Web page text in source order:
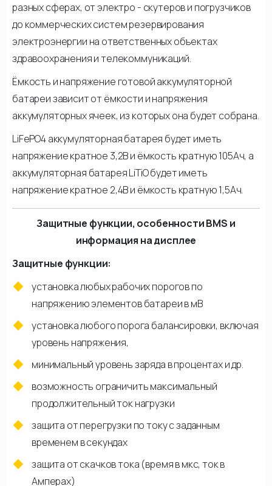
разных сферах, от электро - скутеров и погрузчиков
до коммерческих систем резервирования
электроэнергии на ответственных объектах
здравоохранения и телекоммуникаций.
Ёмкость и напряжение готовой аккумуляторной
батареи зависит от ёмкости и напряжения
аккумуляторных ячеек, из которых она будет собрана.
LiFePO4 аккумуляторная батарея будет иметь
напряжение кратное 3,2В и ёмкость кратную 105Ач, а
аккумуляторная батарея LiTiO будет иметь
напряжение кратное 2,4В и ёмкость кратную 1,5Ач.
Защитные функции, особенности BMS и
информация на дисплее
Защитные функции:
установка любых рабочих порогов по
напряжению элементов батареи в мВ
установка любого порога балансировки, включая
уровень напряжения,
минимальный уровень заряда в процентах и др.
возможность ограничить максимальный
продолжительный ток нагрузки
защита от перегрузки по току с заданным
временем в секундах
защита от скачков тока (время в мкс, ток в
Амперах)